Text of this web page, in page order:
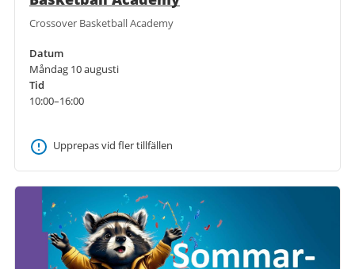
Crossover Basketball Academy
Datum
Måndag 10 augusti
Tid
10:00–16:00
Upprepas vid fler tillfällen